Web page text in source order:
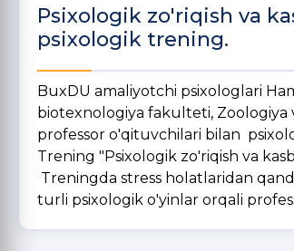
Psixologik zo'riqish va
psixologik trening.
BuxDU amaliyotchi psixologlari
biotexnologiya fakulteti, Zoologiya
professor o'qituvchilari bilan
Trening "Psixologik zo'riqish
Treningda stress holatlaridan
turli psixologik o'yinlar orqali